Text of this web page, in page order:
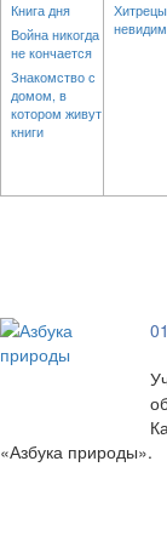
Книга дня
Война никогда
не кончается
Знакомство с
домом, в
котором живут
книги
«Азбука природы».